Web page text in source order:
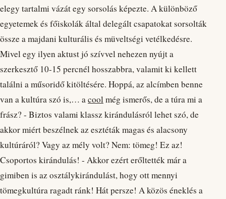
elegy tartalmi vázát egy sorsolás képezte. A különböző
egyetemek és főiskolák által delegált csapatokat sorsolták
össze a majdani kulturális és müveltségi vetélkedésre.
Mivel egy ilyen aktust jó szívvel nehezen nyújt a
szerkesztő 10-15 percnél hosszabbra, valamit ki kellett
találni a műsoridő kitöltésére. Hoppá, az alcímben benne
van a kultúra szó is,… acoolmég ismerős, de a túra mi a
frász? - Biztos valami klassz kirándulásról lehet szó, de
akkor miért beszélnek az esztéták magas és alacsony
kultúráról? Vagy az mély volt? Nem: tömeg! Ez az!
Csoportos kirándulás! - Akkor ezért erőltették már a
gimiben is az osztálykirándulást, hogy ott mennyi
tömegkultúra ragadt ránk! Hát persze! A közös éneklés a